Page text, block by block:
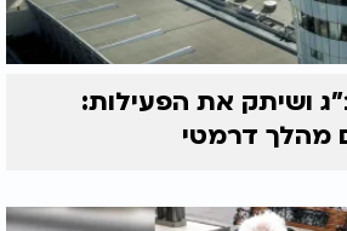
ושיתק את הפעילות:
מהלך דרמטי